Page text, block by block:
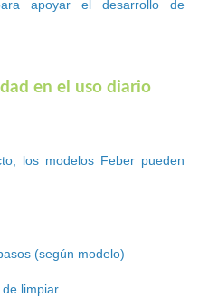
apoyar el desarrollo de
en el uso diario
los modelos Feber pueden
(según modelo)
limpiar